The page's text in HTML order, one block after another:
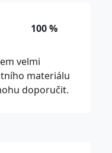
100 %
velmi
materiálu
doporučit.